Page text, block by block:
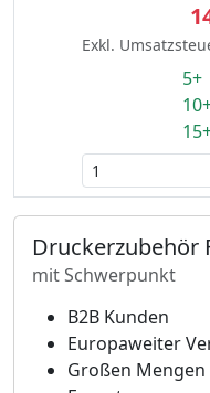
Exkl.
5+
Druckerzubehör
mit Schwerpunkt
B2B Kunden
Europaweiter
Großen Mengen